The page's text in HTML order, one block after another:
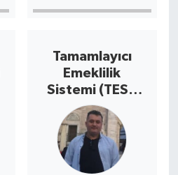
Tamamlayıcı
Emeklilik
Sistemi (TES):
Emekçinin
Rızası Olmadan
Gelecek
Kurulmaz